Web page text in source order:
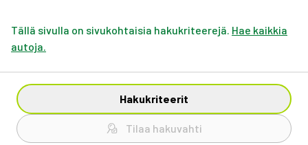
Tällä sivulla on sivukohtaisia hakukriteerejä. Hae kaikkia
autoja.
Hakukriteerit
Tilaa hakuvahti